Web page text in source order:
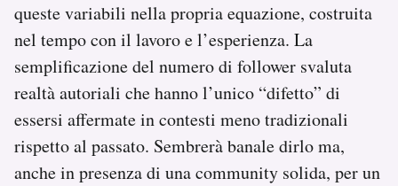
queste variabili nella propria equazione, costruita
nel tempo con il lavoro e l’esperienza. La
semplificazione del numero di follower svaluta
realtà autoriali che hanno l’unico “difetto” di
essersi affermate in contesti meno tradizionali
rispetto al passato. Sembrerà banale dirlo ma,
anche in presenza di una community solida, per un